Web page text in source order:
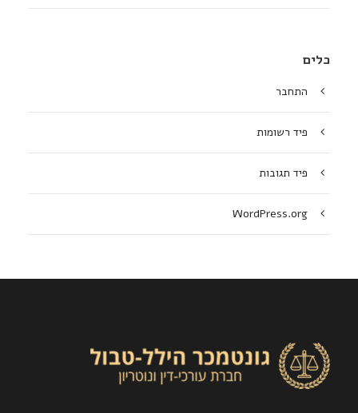
כלים
התחבר
פיד רשומות
פיד תגובות
WordPress.org